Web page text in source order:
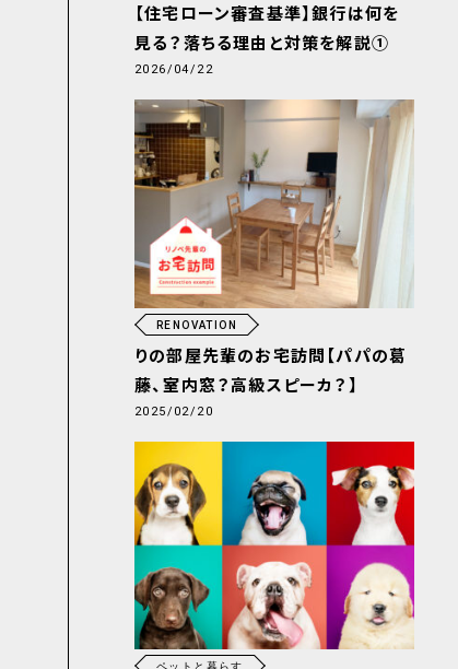
【住宅ローン審査基準】銀行は何を
見る？落ちる理由と対策を解説①
2026/04/22
RENOVATION
りの部屋先輩のお宅訪問【パパの葛
藤、室内窓？高級スピーカ？】
2025/02/20
ペットと暮らす